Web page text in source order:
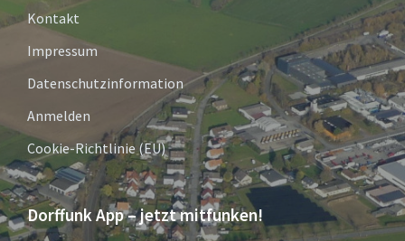
Kontakt
Impressum
Datenschutzinformation
Anmelden
Cookie-Richtlinie (EU)
Dorffunk App – jetzt mitfunken!